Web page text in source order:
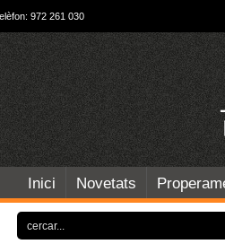
972 261 030
Inici Novetats